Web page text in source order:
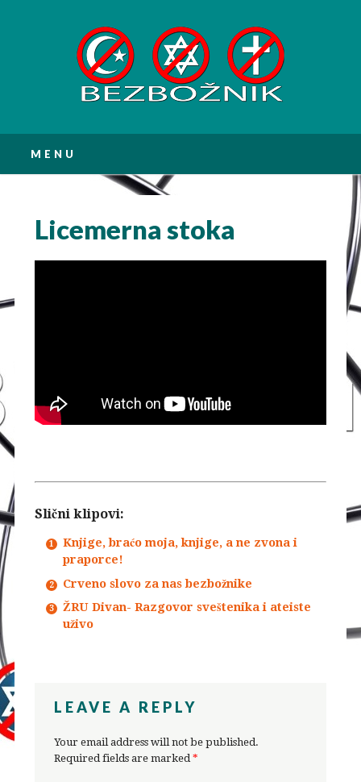
Main menu
MENU
Licemerna stoka
Slični klipovi:
Knjige, braćo moja, knjige, a ne zvona i
praporce!
Crveno slovo za nas bezbožnike
ŽRU Divan- Razgovor sveštenika i ateiste
uživo
LEAVE A REPLY
Your email address will not be published.
Required fields are marked*